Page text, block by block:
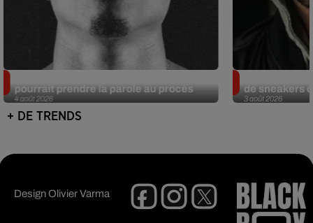
4 août 2026
pourrait prendre la parole au procès
3 août 2026
de sneakers
+ DE TRENDS
DesignOlivier Varma